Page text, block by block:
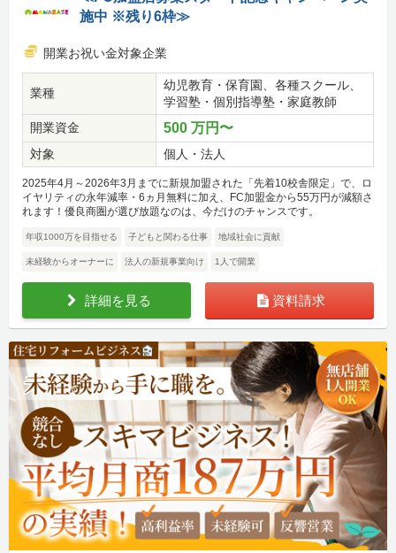
施中 ※残り6枠≫
開業お祝い金対象企業
業種
幼児教育・保育園、各種スクール、
学習塾・個別指導塾・家庭教師
開業資金
500 万円〜
対象 個人・法人
2025年4月～2026年3月までに新規加盟された「先着10校舎限定」で、ロ
イヤリティの永年減率・6ヵ月無料に加え、FC加盟金から55万円が減額さ
れます！優良商圏が選び放題なのは、今だけのチャンスです。
年収1000万を目指せる 子どもと関わる仕事 地域社会に貢献
未経験からオーナーに 法人の新規事業向け 1人で開業
詳細を見る 資料請求